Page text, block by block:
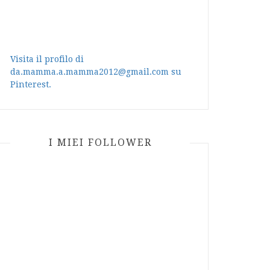
Visita il profilo di
da.mamma.a.mamma2012@gmail.com su
Pinterest.
I MIEI FOLLOWER